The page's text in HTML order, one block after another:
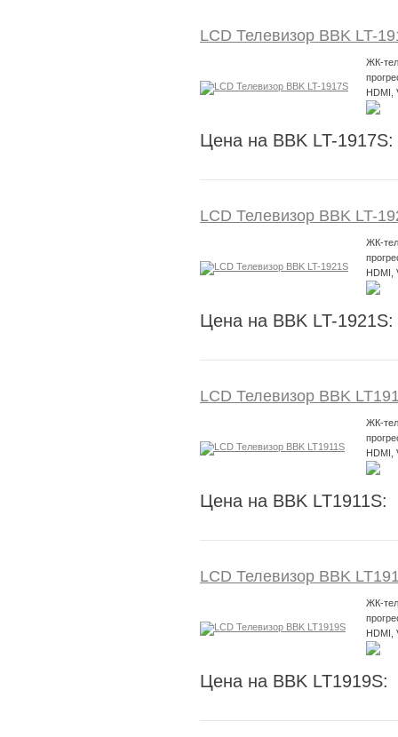
LCD Телевизор BBK LT-
ЖК-
HDMI,
Цена на BBK LT-1917S:
LCD Телевизор BBK LT-
ЖК-
HDMI,
Цена на BBK LT-1921S:
LCD Телевизор BBK
ЖК-
HDMI,
Цена на BBK LT1911S:
LCD Телевизор BBK
ЖК-
HDMI,
Цена на BBK LT1919S: